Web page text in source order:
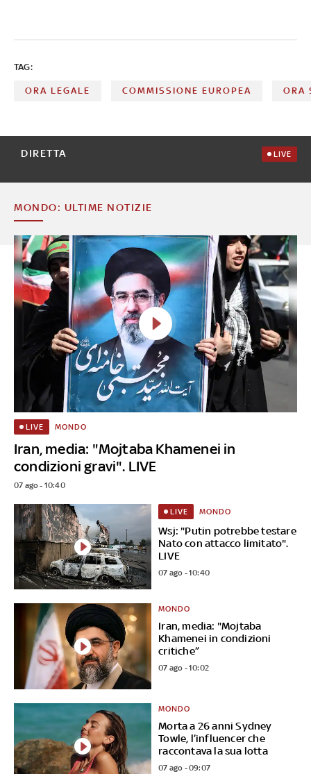
TAG:
ORA LEGALE COMMISSIONE EUROPEA ORA
DIRETTA LIVE
MONDO: ULTIME NOTIZIE
Iran, media: "Mojtaba Khamenei in
condizioni gravi". LIVE
LIVE MONDO
07 ago - 10:40
Wsj: "Putin potrebbe testare
Nato con attacco limitato".
LIVE
LIVE MONDO
07 ago - 10:40
Iran, media: "Mojtaba
Khamenei in condizioni
critiche”
MONDO
07 ago - 10:02
Morta a 26 anni Sydney
Towle, l’influencer che
raccontava la sua lotta
MONDO
07 ago - 09:07